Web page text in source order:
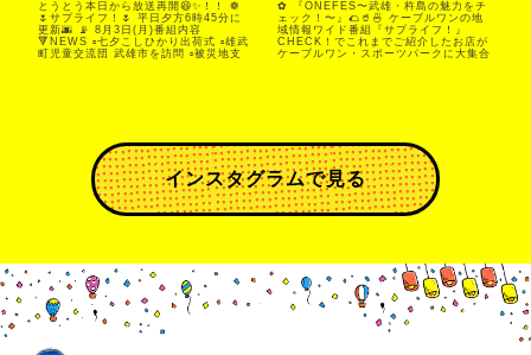
とうとう本日から放送再開😆✨！！ ❁
🌷サプライフ！🌷 平日夕方6時45分に
更新🌆 📡 8月3日(月)番組内容
🔻NEWS ▫️七夕こしひかり出荷式 ▫️雄武
町児童交流団 武雄市を訪問 ▫️被災地支
味だか分かりますか❓ ➡️(写真7枚目📸）
🔻 4Kで撮る地域の風景 「縫ノ池キャン
ドルナイト」をお届けします！ ➡️(写真
8.9枚目📸） 🔻甲子園出場に向け「佐賀
商業高校」キャプテンインタビュー👦🏻
ー：小杉 裕子 ⏱放送時間⏱ 8/3（月）
、あなたの日々の暮らしに 驚きと感動
をお届けします💓💓 #武雄 #杵島 #佐賀
の 地域情報 は #ケーブルワン #サプラ
イフ
✿ 『ONEFES〜武雄・杵島の魅力をチ
ェック！〜』🌮🥤🍜 ケーブルワンの地
域情報ワイド番組『サプライフ！』
CHECK！でこれまでご紹介したお店が
ケーブルワン・スポーツパークに大集合
ております。生まれも育ちもイタリア人
が作る愛情たっぷりの品、ぜひご賞味く
ださい。」 ・ベリーボタン(江北町)
@belly88button 地元野菜 Guild(武雄
市) @guild_takeo_21 クラフトビー
ル、ミニホットドッグ、ホットサンド
「異世界風料理店です」 ・coffeeshop
BakeStory(武雄市) インスタ：
@bake_story7326_1 ドリンク、焼菓
子、温泉テリーヌ、カップデザート
「定番人気の温泉テリーヌや本日限定商
品・ドリンクなどを用意しております」
・アトリエ雑貨chise(大町町)
インスタグラムで見る